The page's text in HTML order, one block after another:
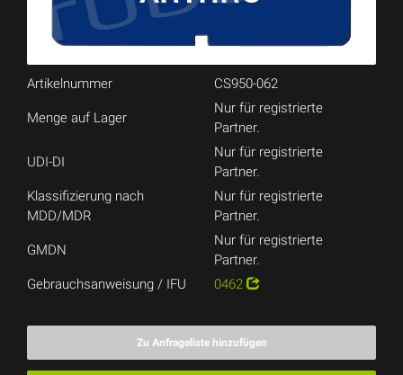
Artikelnummer CS950-062
Menge auf Lager
Nur für registrierte
Partner.
UDI-DI
Nur für registrierte
Partner.
Klassifizierung nach
MDD/MDR
Nur für registrierte
Partner.
GMDN
Nur für registrierte
Partner.
Gebrauchsanweisung / IFU
0462
Zu Anfrageliste hinzufügen